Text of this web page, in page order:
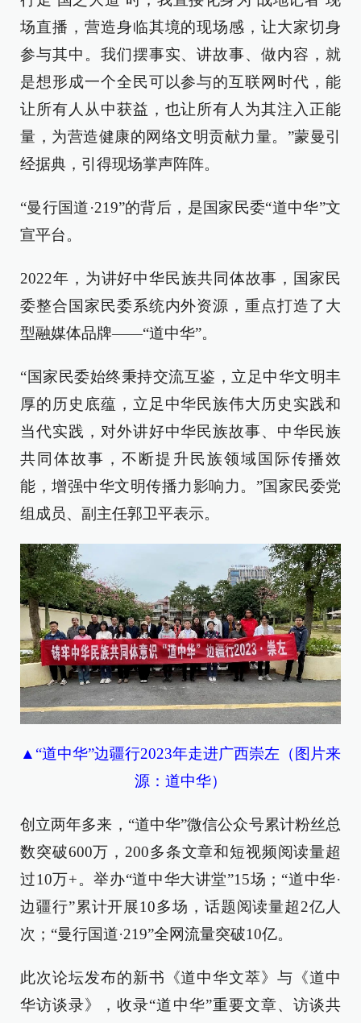
场直播，营造身临其境的现场感，让大家切身
参与其中。我们摆事实、讲故事、做内容，就
是想形成一个全民可以参与的互联网时代，能
让所有人从中获益，也让所有人为其注入正能
量，为营造健康的网络文明贡献力量。”蒙曼引
经据典，引得现场掌声阵阵。
“曼行国道·219”的背后，是国家民委“道中华”文
宣平台。
2022年，为讲好中华民族共同体故事，国家民
委整合国家民委系统内外资源，重点打造了大
型融媒体品牌——“道中华”。
“国家民委始终秉持交流互鉴，立足中华文明丰
厚的历史底蕴，立足中华民族伟大历史实践和
当代实践，对外讲好中华民族故事、中华民族
共同体故事，不断提升民族领域国际传播效
能，增强中华文明传播力影响力。”国家民委党
组成员、副主任郭卫平表示。
▲“道中华”边疆行2023年走进广西崇左（图片来
源：道中华）
创立两年多来，“道中华”微信公众号累计粉丝总
数突破600万，200多条文章和短视频阅读量超
过10万+。举办“道中华大讲堂”15场；“道中华·
边疆行”累计开展10多场，话题阅读量超2亿人
次；“曼行国道·219”全网流量突破10亿。
此次论坛发布的新书《道中华文萃》与《道中
华访谈录》，收录“道中华”重要文章、访谈共